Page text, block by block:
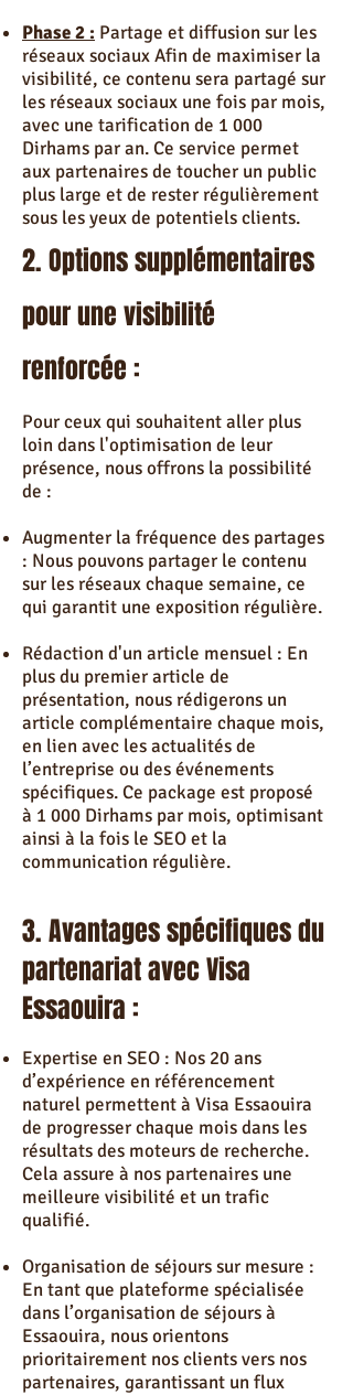
Phase 2 : Partage et diffusion sur les
réseaux sociaux Afin de maximiser la
visibilité, ce contenu sera partagé sur
les réseaux sociaux une fois par mois,
avec une tarification de 1 000
Dirhams par an. Ce service permet
aux partenaires de toucher un public
plus large et de rester régulièrement
sous les yeux de potentiels clients.
2. Options supplémentaires
pour une visibilité
renforcée :
Pour ceux qui souhaitent aller plus
loin dans l'optimisation de leur
présence, nous offrons la possibilité
de :
Augmenter la fréquence des partages
: Nous pouvons partager le contenu
sur les réseaux chaque semaine, ce
qui garantit une exposition régulière.
Rédaction d'un article mensuel : En
plus du premier article de
présentation, nous rédigerons un
article complémentaire chaque mois,
en lien avec les actualités de
l’entreprise ou des événements
spécifiques. Ce package est proposé
à 1 000 Dirhams par mois, optimisant
ainsi à la fois le SEO et la
communication régulière.
3. Avantages spécifiques du
partenariat avec Visa
Essaouira :
Expertise en SEO : Nos 20 ans
d’expérience en référencement
naturel permettent à Visa Essaouira
de progresser chaque mois dans les
résultats des moteurs de recherche.
Cela assure à nos partenaires une
meilleure visibilité et un trafic
qualifié.
Organisation de séjours sur mesure :
En tant que plateforme spécialisée
dans l’organisation de séjours à
Essaouira, nous orientons
prioritairement nos clients vers nos
partenaires, garantissant un flux